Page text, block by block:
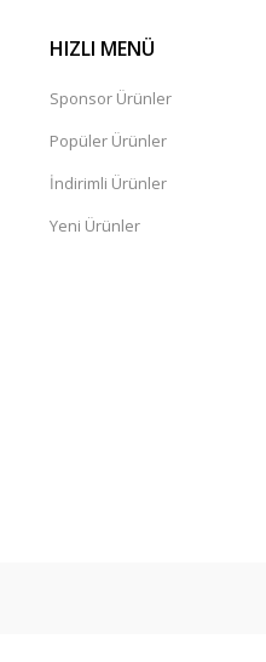
HIZLI MENÜ
Sponsor Ürünler
Popüler Ürünler
İndirimli Ürünler
Yeni Ürünler